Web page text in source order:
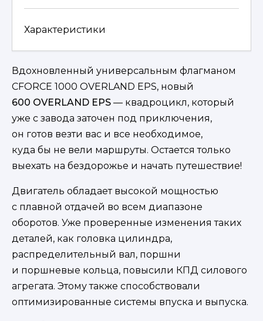
Характеристики
Вдохновленный универсальным флагманом
CFORCE 1000 OVERLAND EPS, новый
600 OVERLAND EPS — квадроцикл, который
уже с завода заточен под приключения,
он готов везти вас и все необходимое,
куда бы не вели маршруты. Остается только
выехать на бездорожье и начать путешествие!
Двигатель обладает высокой мощностью
с плавной отдачей во всем диапазоне
оборотов. Уже проверенные изменения таких
деталей, как головка цилиндра,
распределительный вал, поршни
и поршневые кольца, повысили КПД силового
агрегата. Этому также способствовали
оптимизированные системы впуска и выпуска.